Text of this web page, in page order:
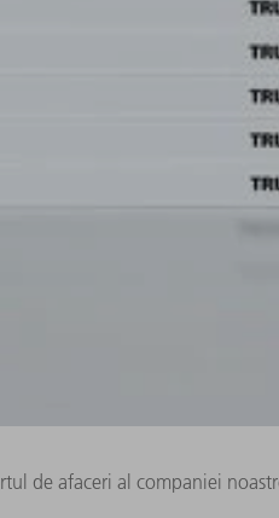
de afaceri al companiei